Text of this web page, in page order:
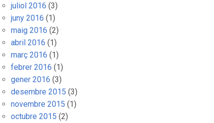
juliol 2016 (3)
juny 2016 (1)
maig 2016 (2)
abril 2016 (1)
març 2016 (1)
febrer 2016 (1)
gener 2016 (3)
desembre 2015 (3)
novembre 2015 (1)
octubre 2015 (2)